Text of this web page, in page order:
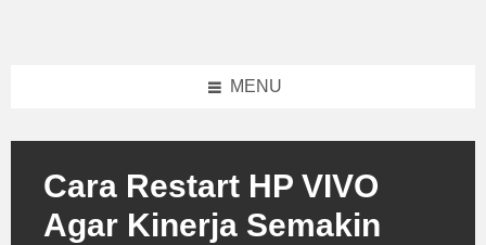
MENU
Cara Restart HP VIVO
Agar Kinerja Semakin